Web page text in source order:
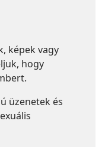
képek vagy
hogy
üzenetek és